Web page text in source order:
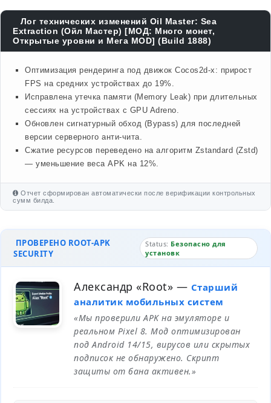
Лог технических изменений Oil Master: Sea
Extraction (Ойл Мастер) [МОД: Много монет,
Открытые уровни и Мега MOD] (Build 1888)
Оптимизация рендеринга под движок Cocos2d-x: прирост
FPS на средних устройствах до 19%.
Исправлена утечка памяти (Memory Leak) при длительных
сессиях на устройствах с GPU Adreno.
Обновлен сигнатурный обход (Bypass) для последней
версии серверного анти-чита.
Сжатие ресурсов переведено на алгоритм Zstandard (Zstd)
— уменьшение веса APK на 12%.
Отчет сформирован автоматически после верификации контрольных
сумм билда.
ПРОВЕРЕНО ROOT-APK
SECURITY
Status: Безопасно для
установк
Александр «Root» — Старший
аналитик мобильных систем
«Мы проверили APK на эмуляторе и
реальном Pixel 8. Мод оптимизирован
под Android 14/15, вирусов или скрытых
подписок не обнаружено. Скрипт
защиты от бана активен.»